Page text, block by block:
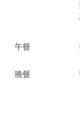
午餐
晚餐